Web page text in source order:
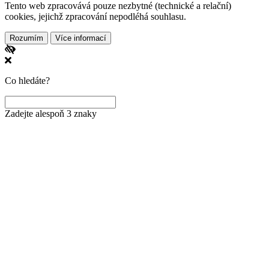
Tento web zpracovává pouze nezbytné (technické a relační)
cookies, jejichž zpracování nepodléhá souhlasu.
Rozumím Více informací
Co hledáte?
Zadejte alespoň 3 znaky